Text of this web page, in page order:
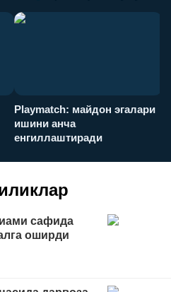
Playmatch: майдон эгалари
ишини анча
енгиллаштиради
сафида
оширди